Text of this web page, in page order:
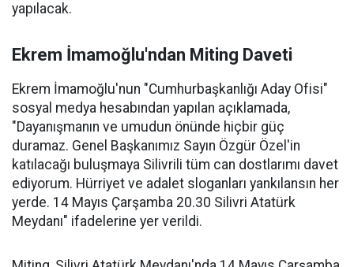
yapılacak.
Ekrem İmamoğlu'ndan Miting Daveti
Ekrem İmamoğlu'nun "Cumhurbaşkanlığı Aday Ofisi"
sosyal medya hesabından yapılan açıklamada,
"Dayanışmanın ve umudun önünde hiçbir güç
duramaz. Genel Başkanımız Sayın Özgür Özel'in
katılacağı buluşmaya Silivrili tüm can dostlarımı davet
ediyorum. Hürriyet ve adalet sloganları yankılansın her
yerde. 14 Mayıs Çarşamba 20.30 Silivri Atatürk
Meydanı" ifadelerine yer verildi.